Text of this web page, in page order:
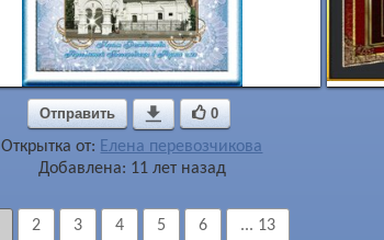
Отправить  0
Открытка от: Елена перевозчикова
Добавлена: 11 лет назад
2 3 4 5 6 ... 13